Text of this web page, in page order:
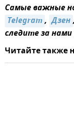
Самые важные
Telegram, Дзен,
следите за нами
Читайте также